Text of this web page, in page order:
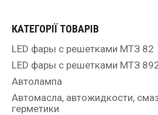
КАТЕГОРІЇ ТОВАРІВ
LED фары с решетками МТЗ 82
LED фары с решетками МТЗ
Автолампа
Автомасла, автожидкости,
герметики